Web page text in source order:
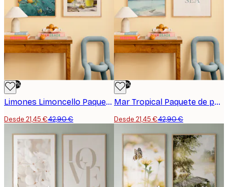
-50%
Limones Limoncello Paquete de Pósters
Desde 21,45 €42,90 €
-50%
Mar Tropical Paquete de pósters
Desde 21,45 €42,90 €